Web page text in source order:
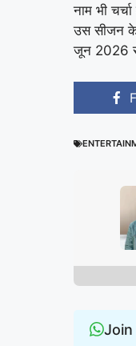
नाम भी
उस सीजन
जून 2026 से